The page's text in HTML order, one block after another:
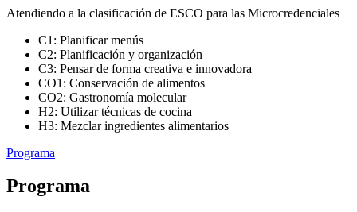
Atendiendo a la clasificación de ESCO para las Microcredenciales
C1: Planificar menús
C2: Planificación y organización
C3: Pensar de forma creativa e innovadora
CO1: Conservación de alimentos
CO2: Gastronomía molecular
H2: Utilizar técnicas de cocina
H3: Mezclar ingredientes alimentarios
Programa
Programa